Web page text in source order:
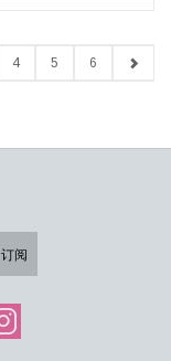
4 5 6
订阅